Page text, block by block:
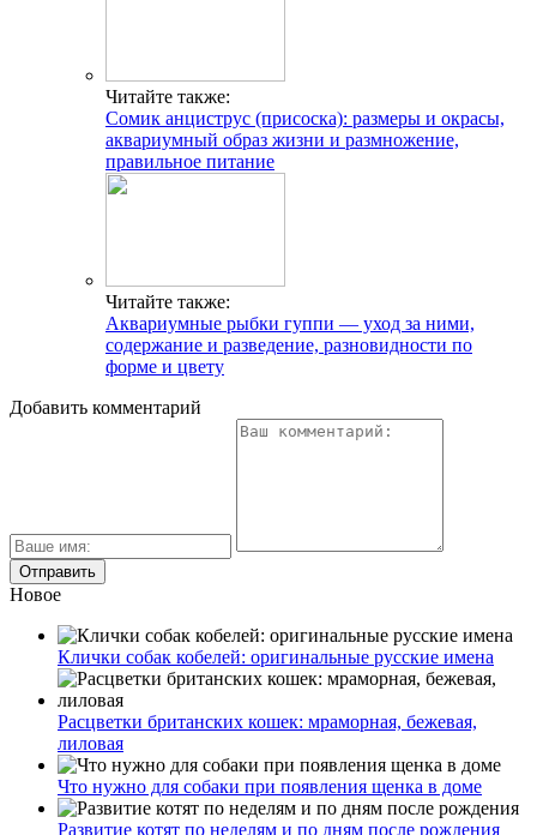
Читайте также:
Сомик анциструс (присоска): размеры и окрасы,
аквариумный образ жизни и размножение,
правильное питание
Читайте также:
Аквариумные рыбки гуппи — уход за ними,
содержание и разведение, разновидности по
форме и цвету
Добавить комментарий
Новое
Клички собак кобелей: оригинальные русские имена
Расцветки британских кошек: мраморная, бежевая,
лиловая
Что нужно для собаки при появления щенка в доме
Развитие котят по неделям и по дням после рождения